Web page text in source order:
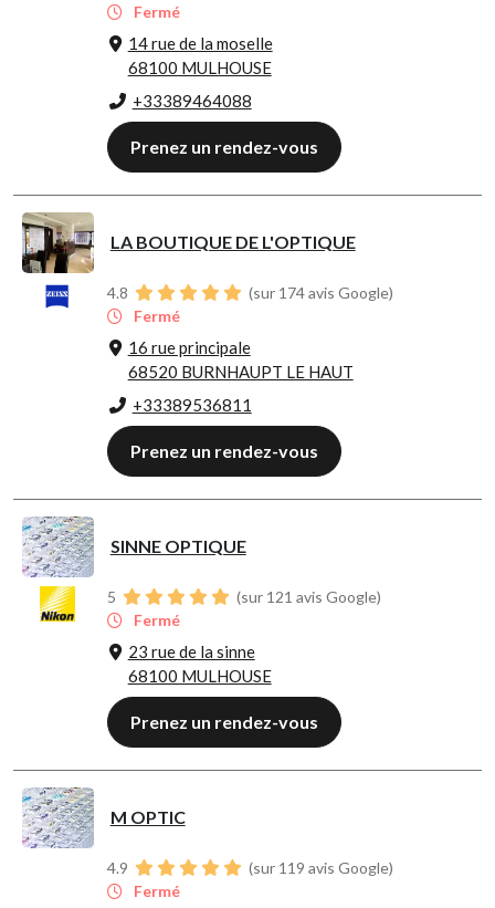
Fermé
14 rue de la moselle
68100 MULHOUSE
+33389464088
Prenez un rendez-vous
LA BOUTIQUE DE L'OPTIQUE
4.8
(sur 174 avis Google)
Fermé
16 rue principale
68520 BURNHAUPT LE HAUT
+33389536811
Prenez un rendez-vous
SINNE OPTIQUE
5
(sur 121 avis Google)
Fermé
23 rue de la sinne
68100 MULHOUSE
Prenez un rendez-vous
M OPTIC
4.9
(sur 119 avis Google)
Fermé